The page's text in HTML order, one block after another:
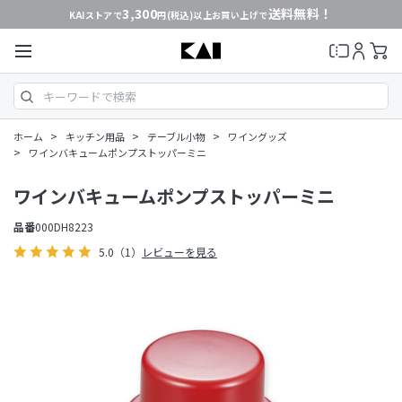
KAIストアで3,300円(税込)以上お買い上げで送料無料！
ホーム > キッチン用品 > テーブル小物 > ワイングッズ
> ワインバキュームポンプストッパーミニ
5.0 （1） レビューを見る
ワインバキュームポンプストッパーミニ
品番000DH8223